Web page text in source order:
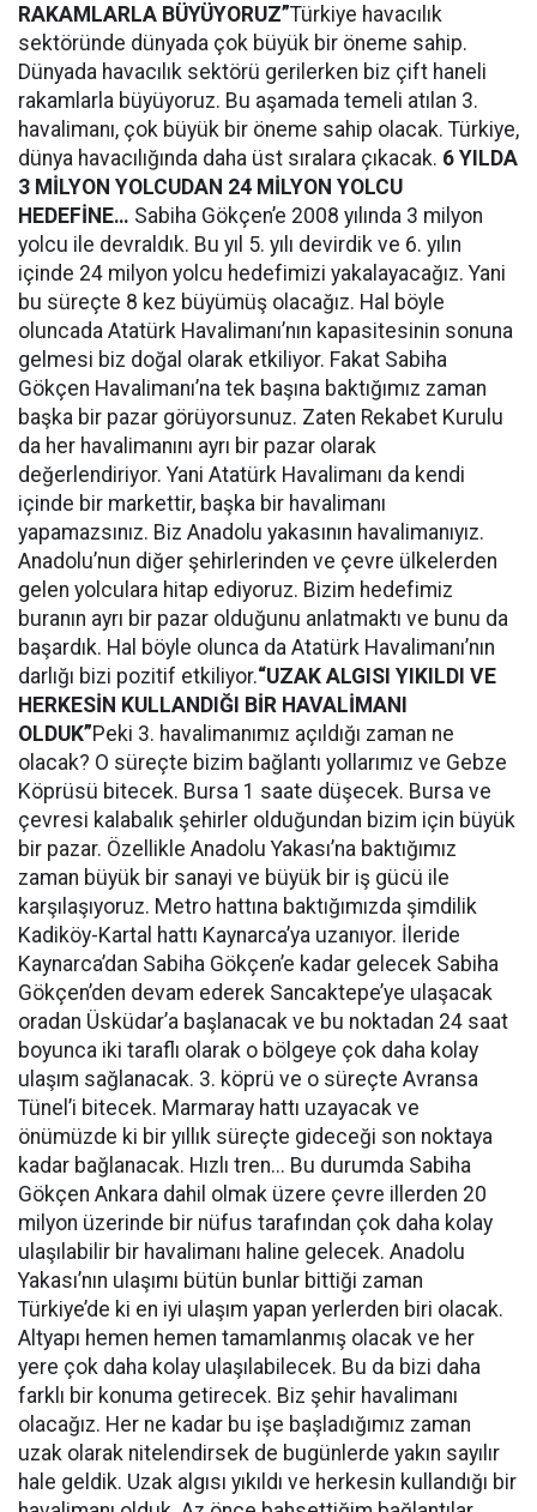
RAKAMLARLA BÜYÜYORUZ”Türkiye havacılık
sektöründe dünyada çok büyük bir öneme sahip.
Dünyada havacılık sektörü gerilerken biz çift haneli
rakamlarla büyüyoruz. Bu aşamada temeli atılan 3.
havalimanı, çok büyük bir öneme sahip olacak. Türkiye,
dünya havacılığında daha üst sıralara çıkacak. 6 YILDA
3 MİLYON YOLCUDAN 24 MİLYON YOLCU
HEDEFİNE… Sabiha Gökçen’e 2008 yılında 3 milyon
yolcu ile devraldık. Bu yıl 5. yılı devirdik ve 6. yılın
içinde 24 milyon yolcu hedefimizi yakalayacağız. Yani
bu süreçte 8 kez büyümüş olacağız. Hal böyle
oluncada Atatürk Havalimanı’nın kapasitesinin sonuna
gelmesi biz doğal olarak etkiliyor. Fakat Sabiha
Gökçen Havalimanı’na tek başına baktığımız zaman
başka bir pazar görüyorsunuz. Zaten Rekabet Kurulu
da her havalimanını ayrı bir pazar olarak
değerlendiriyor. Yani Atatürk Havalimanı da kendi
içinde bir markettir, başka bir havalimanı
yapamazsınız. Biz Anadolu yakasının havalimanıyız.
Anadolu’nun diğer şehirlerinden ve çevre ülkelerden
gelen yolculara hitap ediyoruz. Bizim hedefimiz
buranın ayrı bir pazar olduğunu anlatmaktı ve bunu da
başardık. Hal böyle olunca da Atatürk Havalimanı’nın
darlığı bizi pozitif etkiliyor.“UZAK ALGISI YIKILDI VE
HERKESİN KULLANDIĞI BİR HAVALİMANI
OLDUK”Peki 3. havalimanımız açıldığı zaman ne
olacak? O süreçte bizim bağlantı yollarımız ve Gebze
Köprüsü bitecek. Bursa 1 saate düşecek. Bursa ve
çevresi kalabalık şehirler olduğundan bizim için büyük
bir pazar. Özellikle Anadolu Yakası’na baktığımız
zaman büyük bir sanayi ve büyük bir iş gücü ile
karşılaşıyoruz. Metro hattına baktığımızda şimdilik
Kadiköy-Kartal hattı Kaynarca’ya uzanıyor. İleride
Kaynarca’dan Sabiha Gökçen’e kadar gelecek Sabiha
Gökçen’den devam ederek Sancaktepe’ye ulaşacak
oradan Üsküdar’a başlanacak ve bu noktadan 24 saat
boyunca iki taraflı olarak o bölgeye çok daha kolay
ulaşım sağlanacak. 3. köprü ve o süreçte Avransa
Tünel’i bitecek. Marmaray hattı uzayacak ve
önümüzde ki bir yıllık süreçte gideceği son noktaya
kadar bağlanacak. Hızlı tren... Bu durumda Sabiha
Gökçen Ankara dahil olmak üzere çevre illerden 20
milyon üzerinde bir nüfus tarafından çok daha kolay
ulaşılabilir bir havalimanı haline gelecek. Anadolu
Yakası’nın ulaşımı bütün bunlar bittiği zaman
Türkiye’de ki en iyi ulaşım yapan yerlerden biri olacak.
Altyapı hemen hemen tamamlanmış olacak ve her
yere çok daha kolay ulaşılabilecek. Bu da bizi daha
farklı bir konuma getirecek. Biz şehir havalimanı
olacağız. Her ne kadar bu işe başladığımız zaman
uzak olarak nitelendirsek de bugünlerde yakın sayılır
hale geldik. Uzak algısı yıkıldı ve herkesin kullandığı bir